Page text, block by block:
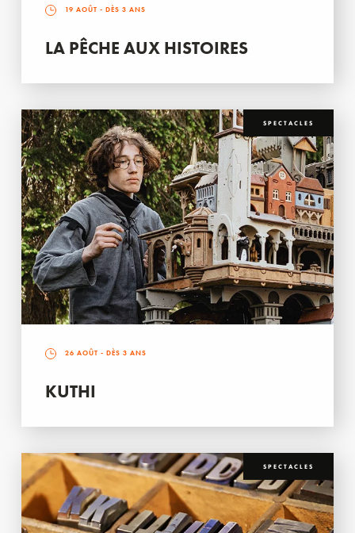
19 AOÛT - DÈS 3 ANS
LA PÊCHE AUX HISTOIRES
SPECTACLES
26 AOÛT - DÈS 3 ANS
KUTHI
SPECTACLES